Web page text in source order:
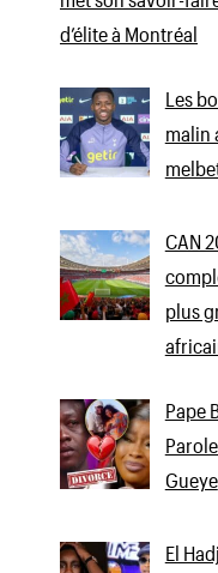
d’élite à Montréal
Les
malin
CAN
plus
Pape
Gueye
El